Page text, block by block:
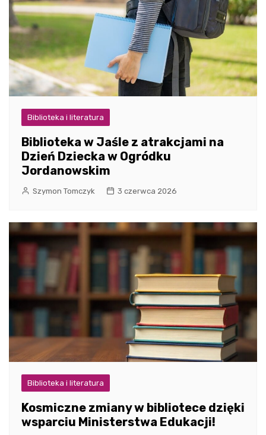
Biblioteka i literatura
Biblioteka w Jaśle z atrakcjami na
Dzień Dziecka w Ogródku
Jordanowskim
Szymon Tomczyk 3 czerwca 2026
Biblioteka i literatura
Kosmiczne zmiany w bibliotece dzięki
wsparciu Ministerstwa Edukacji!